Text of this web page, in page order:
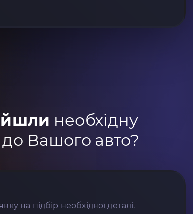
необхідну
Вашого авто?
на підбір необхідної деталі.